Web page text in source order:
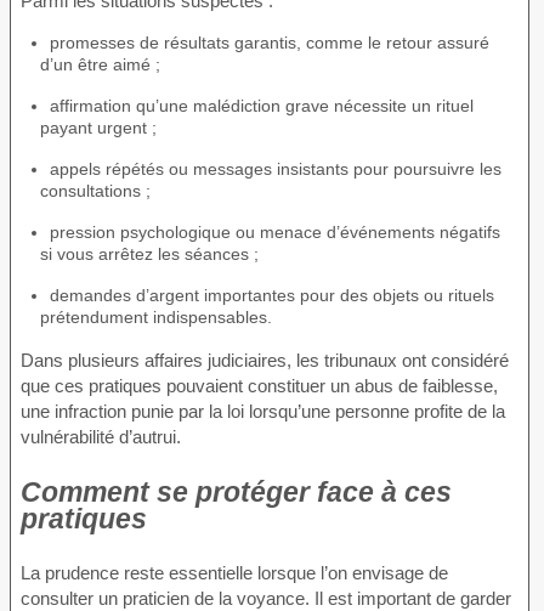
promesses de résultats garantis, comme le retour assuré
d’un être aimé ;
affirmation qu’une malédiction grave nécessite un rituel
payant urgent ;
appels répétés ou messages insistants pour poursuivre les
consultations ;
pression psychologique ou menace d’événements négatifs
si vous arrêtez les séances ;
demandes d’argent importantes pour des objets ou rituels
prétendument indispensables.
Dans plusieurs affaires judiciaires, les tribunaux ont considéré
que ces pratiques pouvaient constituer un abus de faiblesse,
une infraction punie par la loi lorsqu’une personne profite de la
vulnérabilité d’autrui.
Comment se protéger face à ces
pratiques
La prudence reste essentielle lorsque l’on envisage de
consulter un praticien de la voyance. Il est important de garder